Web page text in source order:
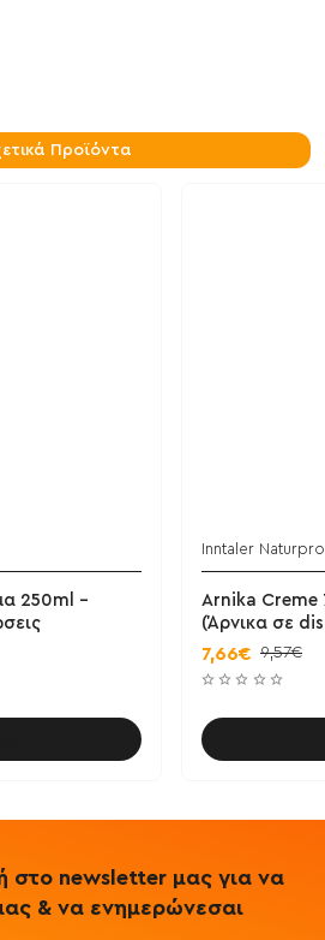
Προϊόντα
250ml -
Inntaler
Arnika
(Άρνικα σε
7,66€ 9,57€
στο newsletter μας για να
& να ενημερώνεσαι